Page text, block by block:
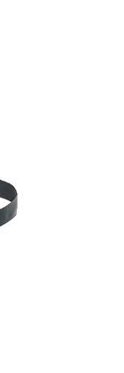
。
の約1/2という
、気温の高い時
置し、気室がそ
遊性能・落水後
持しています。